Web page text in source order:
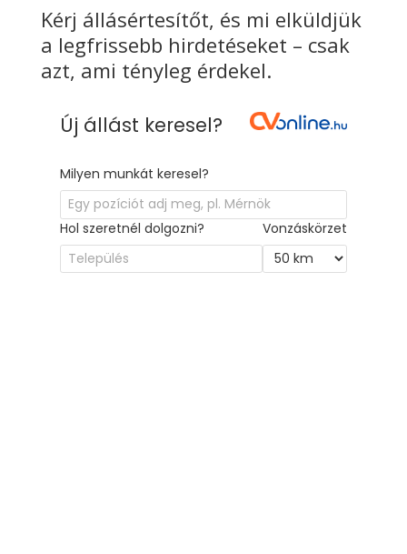
Kérj állásértesítőt, és mi elküldjük
a legfrissebb hirdetéseket – csak
azt, ami tényleg érdekel.